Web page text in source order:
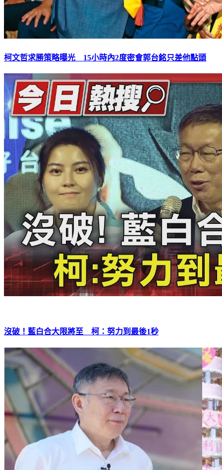
柯文哲求勝策略曝光 15小時內2度密會郭台銘只差他點頭
沒破！藍白合大限將至 柯：努力到最後1秒